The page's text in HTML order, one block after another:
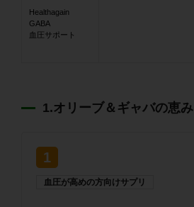
Healthagain
GABA
血圧サポート
1.オリーブ＆ギャバの恵み
1
血圧が高めの方向けサプリ